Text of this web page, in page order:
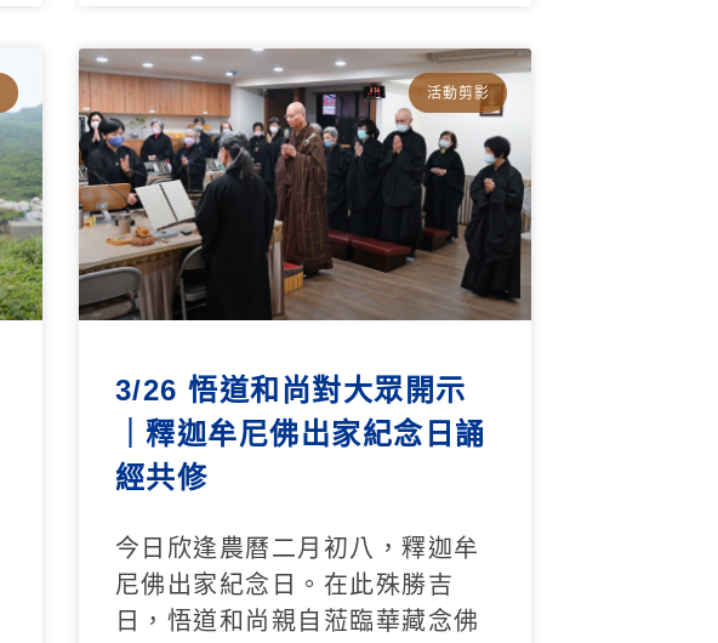
活動剪影
3/26 悟道和尚對大眾開示
｜釋迦牟尼佛出家紀念日誦
經共修
今日欣逢農曆二月初八，釋迦牟
尼佛出家紀念日。在此殊勝吉
日，悟道和尚親自蒞臨華藏念佛